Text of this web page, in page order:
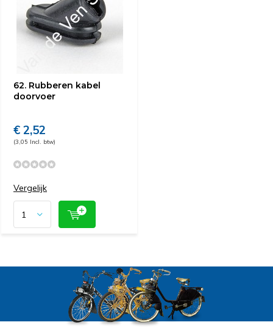
62. Rubberen kabel
doorvoer
€ 2,52
(3,05 Incl. btw)
Vergelijk